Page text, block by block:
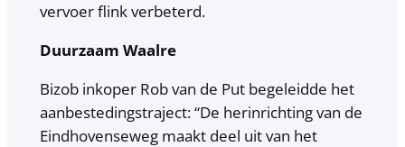
vervoer flink verbeterd.
Duurzaam Waalre
Bizob inkoper Rob van de Put begeleidde het
aanbestedingstraject: “De herinrichting van de
Eindhovenseweg maakt deel uit van het